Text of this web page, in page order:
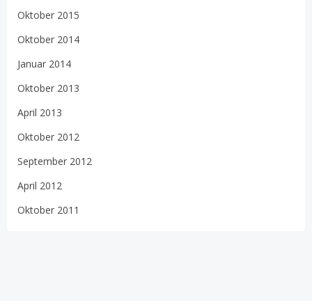
Oktober 2015
Oktober 2014
Januar 2014
Oktober 2013
April 2013
Oktober 2012
September 2012
April 2012
Oktober 2011